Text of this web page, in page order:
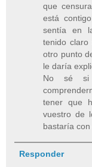
que
está
sentía en
tenido claro
otro punto
le daría
No sé si
tener que
vuestro de
bastaría
Responder